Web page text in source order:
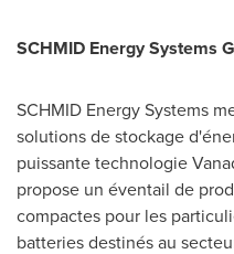
SCHMID Energy Systems
SCHMID Energy Systems
solutions de stockage
puissante technologie
propose un éventail de
compactes pour les
batteries destinés au